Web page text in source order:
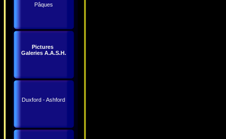
Pâques
Pictures
Galeries A.A.S.H.
Duxford - Ashford